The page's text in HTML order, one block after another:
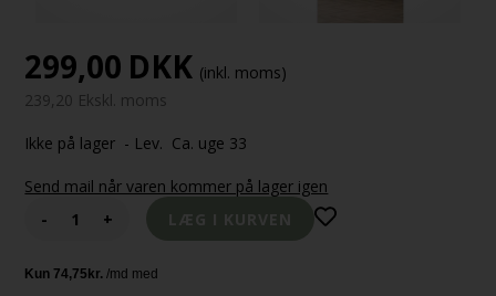
299,00 DKK (inkl. moms)
239,20 Ekskl. moms
Ikke på lager - Lev. Ca. uge 33
Send mail når varen kommer på lager igen
-
+